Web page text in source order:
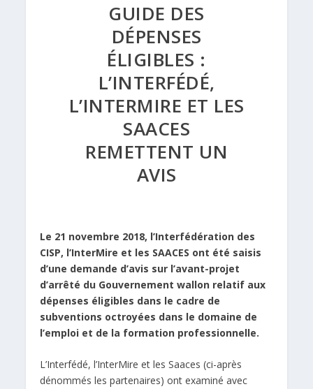
GUIDE DES
DÉPENSES
ÉLIGIBLES :
L’INTERFÉDÉ,
L’INTERMIRE ET LES
SAACES
REMETTENT UN
AVIS
Le 21 novembre 2018, l’Interfédération des
CISP, l’InterMire et les SAACES ont été saisis
d’une demande d’avis sur l’avant-projet
d’arrêté du Gouvernement wallon relatif aux
dépenses éligibles dans le cadre de
subventions octroyées dans le domaine de
l’emploi et de la formation professionnelle.
L’Interfédé, l’InterMire et les Saaces (ci-après
dénommés les partenaires) ont examiné avec